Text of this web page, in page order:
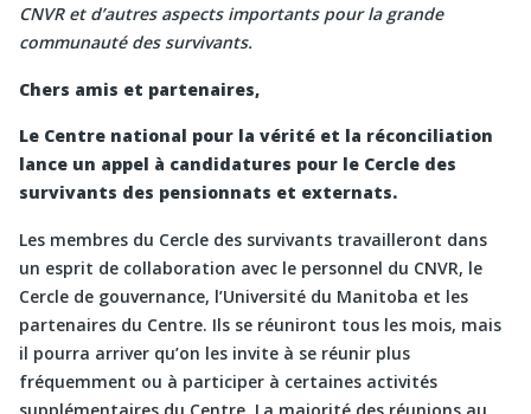
CNVR et d’autres aspects importants pour la grande
communauté des survivants.
Chers amis et partenaires,
Le Centre national pour la vérité et la réconciliation
lance un appel à candidatures pour le Cercle des
survivants des pensionnats et externats.
Les membres du Cercle des survivants travailleront dans
un esprit de collaboration avec le personnel du CNVR, le
Cercle de gouvernance, l’Université du Manitoba et les
partenaires du Centre. Ils se réuniront tous les mois, mais
il pourra arriver qu’on les invite à se réunir plus
fréquemment ou à participer à certaines activités